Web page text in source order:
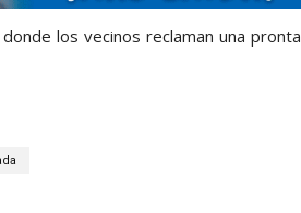
los vecinos reclaman una pronta